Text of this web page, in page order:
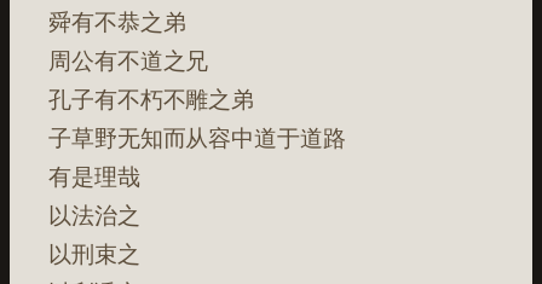
舜有不恭之弟
周公有不道之兄
孔子有不朽不雕之弟
子草野无知而从容中道于道路
有是理哉
以法治之
以刑束之